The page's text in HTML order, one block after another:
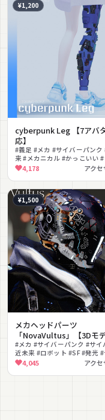
¥1,200
cyberpunk Leg 【7アバ
応】
#義足 #メカ #サイバーパンク
来 #メカニカル #かっこいい
4,178 アク
¥1,500
メカヘッドパーツ
「NovaVultus」【3Dモ
装・装飾品】
#メカ #サイバーパンク #サイ
近未来 #ロボット #SF #発光 #
クウェア #メカニカル #クー
4,045 アク